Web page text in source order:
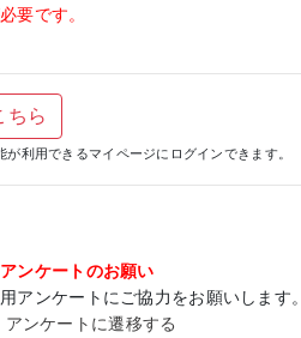
要です。
ちら
利用できるマイページにログインできます。
ンケートのお願い
アンケートにご協力をお願いします。
アンケートに遷移する